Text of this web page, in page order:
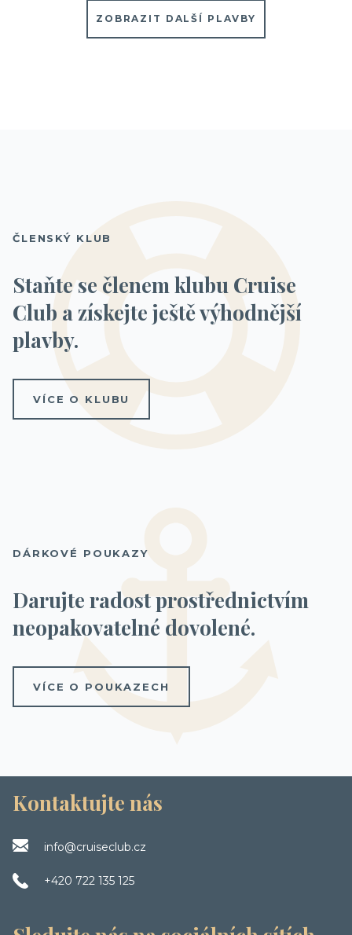
ZOBRAZIT DALŠÍ PLAVBY
ČLENSKÝ KLUB
Staňte se členem klubu Cruise
Club a získejte ještě výhodnější
plavby.
VÍCE O KLUBU
DÁRKOVÉ POUKAZY
Darujte radost prostřednictvím
neopakovatelné dovolené.
VÍCE O POUKAZECH
Kontaktujte nás
info@cruiseclub.cz
+420 722 135 125